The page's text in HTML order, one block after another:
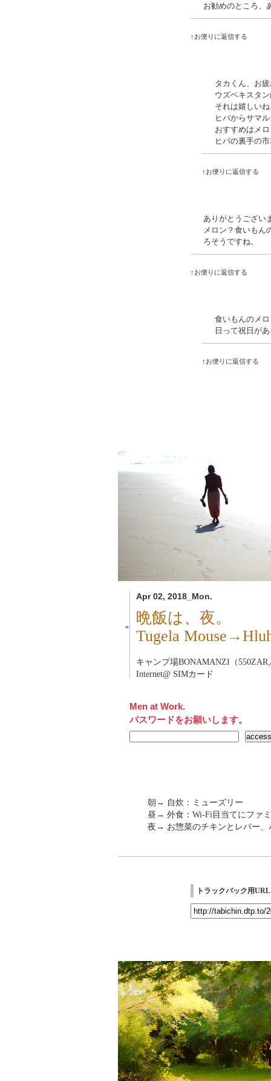
お勧めのところ、
↑お便りに返信する
タカくん、お
ウズベキスタ
それは嬉しい
ヒバからサマ
おすすめはメ
ヒバの裏手の
↑お便りに返信する
ありがとうござい
メロン？食いもん
ろそうですね。
↑お便りに返信する
食いもんのメ
日って祝日が
↑お便りに返信する
Apr 02, 2018_Mon.
■
晩飯は、夜。
Tugela
キャンプ場BONAMANZI（550ZAR
Internet@ SIMカード
Men at Work.
パスワードをお願いします。
朝→ 自炊：ミューズリー
昼→ 外食：Wi-Fi目当てにファ
夜→ お惣菜のチキンとレバー、
トラックバック用URL